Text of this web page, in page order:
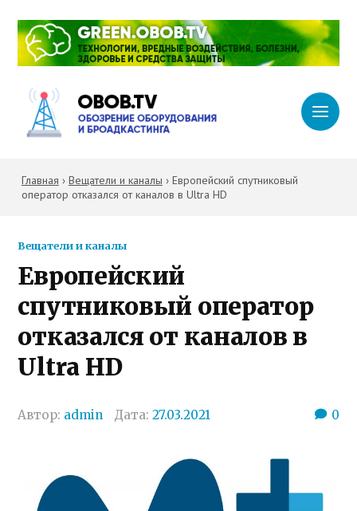
Главная › Вещатели и каналы › Европейский спутниковый
оператор отказался от каналов в Ultra HD
Вещатели и каналы
Европейский
спутниковый оператор
отказался от каналов в
Ultra HD
Автор: admin Дата:27.03.2021 0